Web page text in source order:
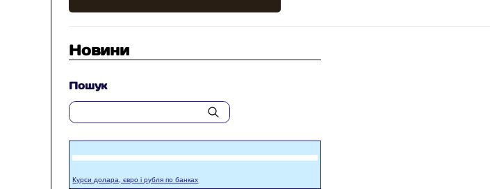
Новини
Пошук
Курси долара, євро і рубля по банках